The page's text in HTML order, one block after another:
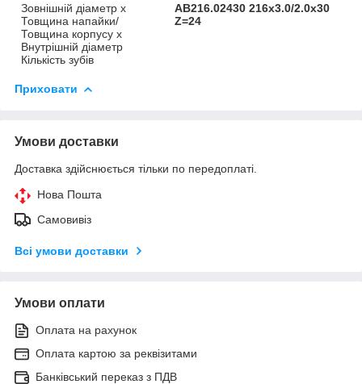
Зовнішній діаметр х
Товщина напайки/
Товщина корпусу х
Внутрішній діаметр
Кількість зубів
AB216.02430 216х3.0/2.0х30
Z=24
Приховати
Умови доставки
Доставка здійснюється тільки по передоплаті.
Нова Пошта
Самовивіз
Всі умови доставки
Умови оплати
Оплата на рахунок
Оплата картою за реквізитами
Банківський переказ з ПДВ